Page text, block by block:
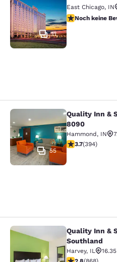
11
East Chicago, IN
Noch keine
Noch keine
Quality Inn &
55
Quality Inn &
8090
Hammond, IN
3.71-Sterne-
3.7(394)
Quality Inn &Quality Inn &
Southland
Harvey, IL
2.82-Sterne-